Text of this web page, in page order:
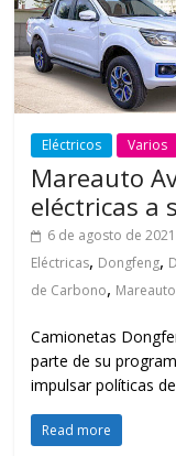
Eléctricos Varios
Mareauto
eléctricas a
6 de agosto de 2021
Eléctricas, Dongfeng,
de Carbono,
Camionetas
parte de su
impulsar políticas de
Read more